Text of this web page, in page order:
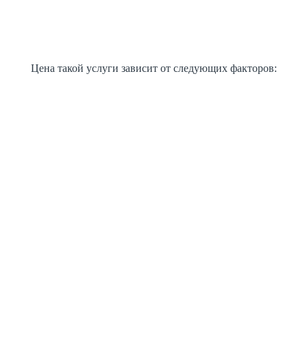
Цена такой услуги зависит от следующих факторов: